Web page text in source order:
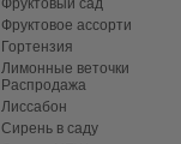
Фруктовый сад
Фруктовое ассорти
Гортензия
Лимонные веточки
Распродажа
Лиссабон
Сирень в саду